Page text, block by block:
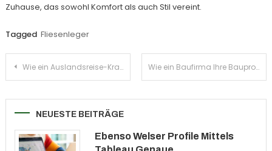
Zuhause, das sowohl Komfort als auch Stil vereint.
Tagged Fliesenleger
Post
Wie ein Auslandsreise-Krankenversicherung Ihre Reise Sorgenfrei Macht Wie ein Baufirma Ihre Bauprojekte Stressfrei Organisiert
NEUESTE BEITRÄGE
Ebenso Welser Profile Mittels